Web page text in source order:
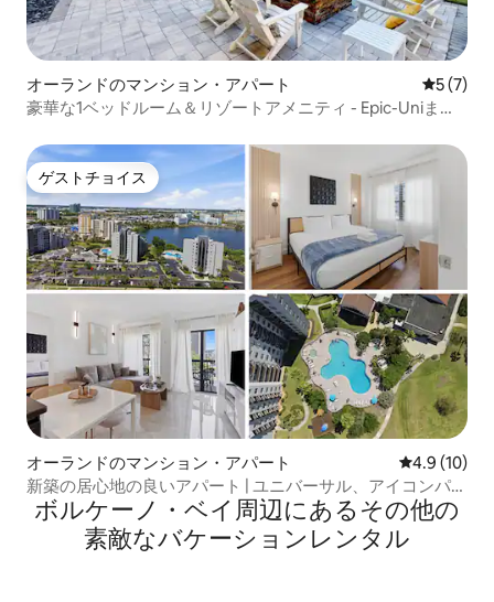
オーランドのマンション・アパート レビュー
5 (7)
豪華な1ベッドルーム＆リゾートアメニティ - Epic-Uniまで6
ゲストチョイス
ゲストチョイス
オーランドのマンション・アパート レビュー10
4.9 (10)
新築の居心地の良いアパート | ユニバーサル、アイコンパー
ク、iDriveの近く
ボルケーノ・ベイ⁠周⁠辺⁠に⁠あ⁠るそ⁠の⁠他⁠の
素⁠敵⁠なバ⁠ケ⁠ー⁠シ⁠ョ⁠ン⁠レ⁠ン⁠タ⁠ル